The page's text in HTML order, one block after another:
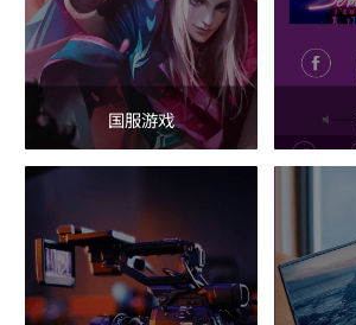
国服游戏